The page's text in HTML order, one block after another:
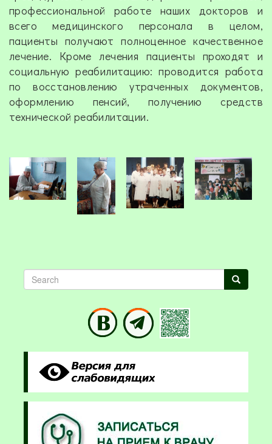
профессиональной работе наших докторов и
всего медицинского персонала в целом,
пациенты получают полноценное качественное
лечение. Кроме лечения пациенты проходят и
социальную реабилитацию: проводится работа
по восстановлению утраченных документов,
оформлению пенсий, получению средств
технической реабилитации.
Search Search